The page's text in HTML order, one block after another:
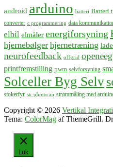
android arduino batteri Batteri
converter c programmering data
elbil elmåler energiforsyning
hjernebølger hjernetræning
neurofeedback offgrid openeeg
printfremstilling pwm selvforsyning
Solceller Byg Selv
stokerfyr str photocap strømmåling med
Copyright © 2026 Vertikal
Tema: ColorMag af ThemeGrill.
Luk